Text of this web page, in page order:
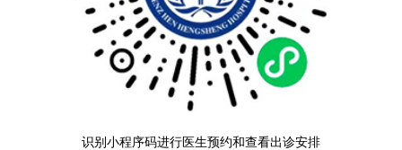
识别小程序码进行医生预约和查看出诊安排